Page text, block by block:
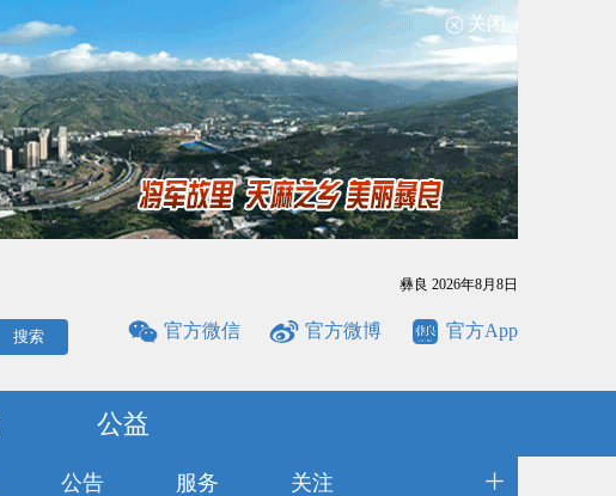
关闭
彝良 2026年8月8日
搜索 官方微信 官方微博 官方App
公益
公告 服务 关注